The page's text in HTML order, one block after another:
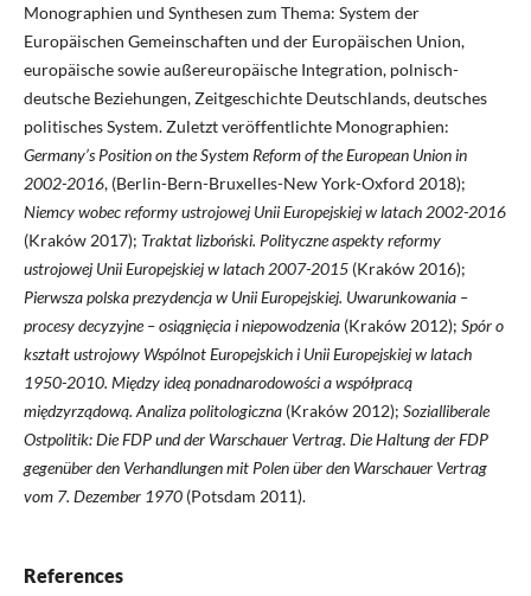
Monographien und Synthesen zum Thema: System der
Europäischen Gemeinschaften und der Europäischen Union,
europäische sowie außereuropäische Integration, polnisch-
deutsche Beziehungen, Zeitgeschichte Deutschlands, deutsches
politisches System. Zuletzt veröffentlichte Monographien:
Germany’s Position on the System Reform of the European Union in
2002-2016, (Berlin-Bern-Bruxelles-New York-Oxford 2018);
Niemcy wobec reformy ustrojowej Unii Europejskiej w latach 2002-2016
(Kraków 2017); Traktat lizboński. Polityczne aspekty reformy
ustrojowej Unii Europejskiej w latach 2007-2015(Kraków 2016);
Pierwsza polska prezydencja w Unii Europejskiej. Uwarunkowania –
procesy decyzyjne – osiągnięcia i niepowodzenia(Kraków 2012); Spór o
kształt ustrojowy Wspólnot Europejskich i Unii Europejskiej w latach
1950-2010. Między ideą ponadnarodowości a współpracą
międzyrządową. Analiza politologiczna(Kraków 2012); Sozialliberale
Ostpolitik: Die FDP und der Warschauer Vertrag. Die Haltung der FDP
gegenüber den Verhandlungen mit Polen über den Warschauer Vertrag
vom 7. Dezember 1970(Potsdam 2011).
References